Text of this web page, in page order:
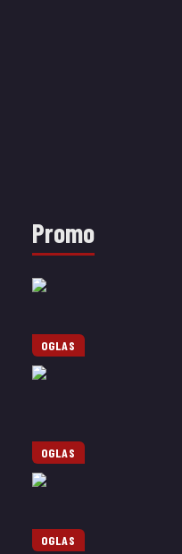
Promo
OGLAS
OGLAS
OGLAS